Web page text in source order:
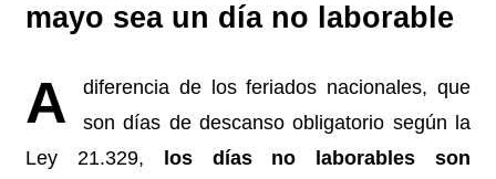
mayo sea un día no laborable
A
diferencia de los feriados nacionales, que
son días de descanso obligatorio según la
Ley 21.329, los días no laborables son